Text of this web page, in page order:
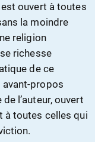
ouvert à toutes
la moindre
religion
richesse
de ce
avant-propos
l’auteur, ouvert
à toutes celles qui